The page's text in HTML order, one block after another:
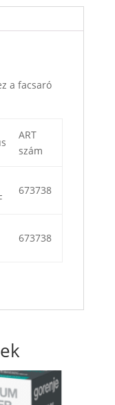
a facsaró
ART
szám
673738
673738